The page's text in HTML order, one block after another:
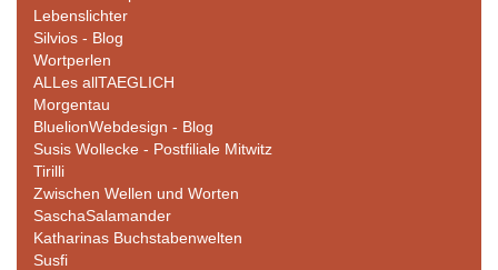
Lebenslichter
Silvios - Blog
Wortperlen
ALLes allTAEGLICH
Morgentau
BluelionWebdesign - Blog
Susis Wollecke - Postfiliale Mitwitz
Tirilli
Zwischen Wellen und Worten
SaschaSalamander
Katharinas Buchstabenwelten
Susfi